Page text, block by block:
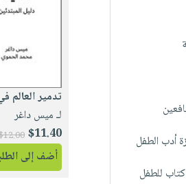
أدب الطفل
للطفل
تدمير العالم في 46
لـ ميس داغر
$11.40
أضف إلى